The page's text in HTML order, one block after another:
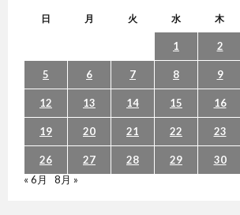
日 月 火 水 木
1 2
5 6 7 8 9
12 13 14 15 16
19 20 21 22 23
26 27 28 29 30
« 6月
8月 »